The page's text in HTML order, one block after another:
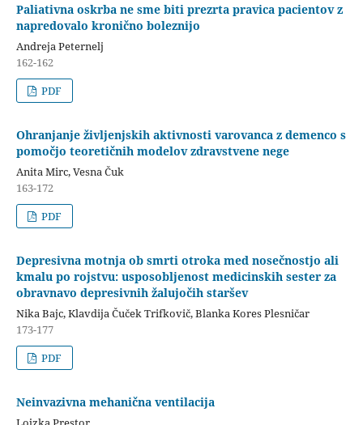
Paliativna oskrba ne sme biti prezrta pravica pacientov z
napredovalo kronično boleznijo
Andreja Peternelj
162-162
PDF
Ohranjanje življenjskih aktivnosti varovanca z demenco s
pomočjo teoretičnih modelov zdravstvene nege
Anita Mirc, Vesna Čuk
163-172
PDF
Depresivna motnja ob smrti otroka med nosečnostjo ali
kmalu po rojstvu: usposobljenost medicinskih sester za
obravnavo depresivnih žalujočih staršev
Nika Bajc, Klavdija Čuček Trifkovič, Blanka Kores Plesničar
173-177
PDF
Neinvazivna mehanična ventilacija